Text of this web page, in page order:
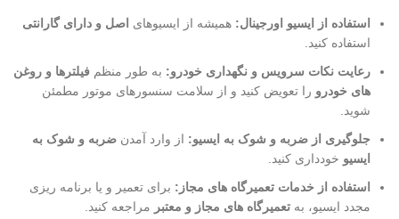
استفاده از ایسیو اورجینال: همیشه از ایسیوهای اصل و دارای گارانتی
استفاده کنید.
رعایت نکات سرویس و نگهداری خودرو: به طور منظم فیلترها و روغن
های خودرو را تعویض کنید و از سلامت سنسورهای موتور مطمئن
شوید.
جلوگیری از ضربه و شوک به ایسیو: از وارد آمدن ضربه و شوک به
ایسیو خودداری کنید.
استفاده از خدمات تعمیرگاه های مجاز: برای تعمیر و یا برنامه ریزی
مجدد ایسیو، به تعمیرگاه های مجاز و معتبر مراجعه کنید.